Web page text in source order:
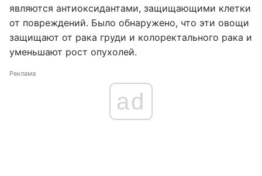
являются антиоксидантами, защищающими клетки
от повреждений. Было обнаружено, что эти овощи
защищают от рака груди и колоректального рака и
уменьшают рост опухолей.
Реклама
ad